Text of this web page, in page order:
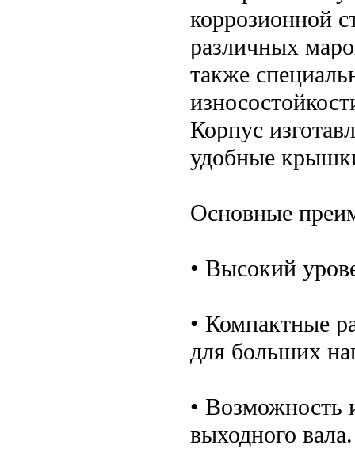
коррозионной
различных
также
Корпус
удобные
Основные
• Высокий
• Компактные
для больших
• Возможность
выходного вала.